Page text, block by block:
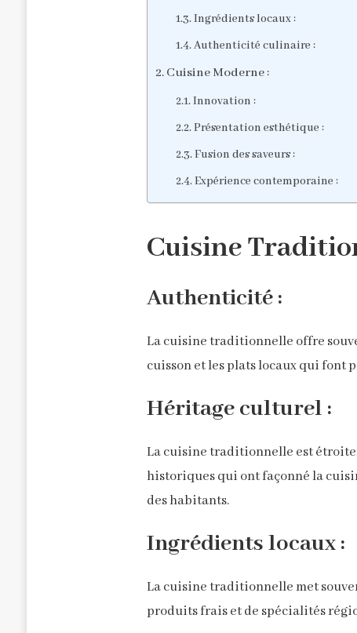
Ingrédients locaux :
Authenticité culinaire :
Cuisine Moderne :
Innovation :
Présentation esthétique :
Fusion des saveurs :
Expérience contemporaine :
Cuisine
Authenticité :
La cuisine traditionnelle offre
cuisson et les plats locaux qui font
Héritage culturel :
La cuisine traditionnelle est
historiques qui ont façonné la
des habitants.
Ingrédients locaux :
La cuisine traditionnelle met
produits frais et de spécialités